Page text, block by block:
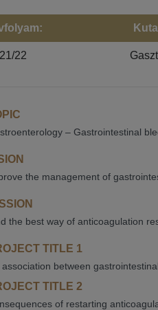
22
– Gastrointestinal
the management of
the best way of anticoagulation
TITLE 1
association between
TITLE 2
of restarting